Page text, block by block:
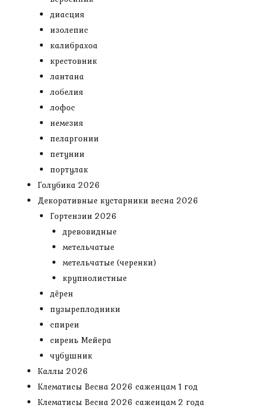
диасция
изолепис
калибрахоа
крестовник
лантана
лобелия
лофос
немезия
пеларгонии
петунии
портулак
Голубика 2026
Декоративные кустарники весна 2026
Гортензии 2026
древовидные
метельчатые
метельчатые (черенки)
крупнолистные
дёрен
пузыреплодники
спиреи
сирень Мейера
чубушник
Каллы 2026
Клематисы Весна 2026 саженцам 1 год
Клематисы Весна 2026 саженцам 2 года